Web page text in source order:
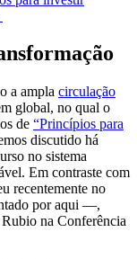
a ampla circulação
global, no qual o
de “Princípios para
discutido há
no sistema
Em contraste com
recentemente no
por aqui —,
na Conferência